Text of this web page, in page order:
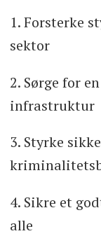
1. Forsterke
sektor
2. Sørge for
infrastruktur
3. Styrke
4. Sikre et
alle